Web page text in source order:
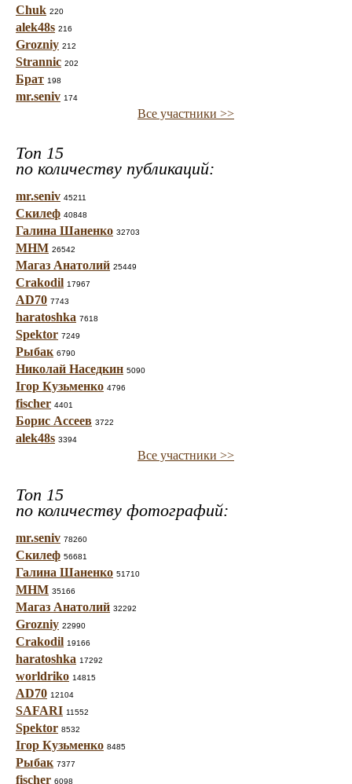
Chuk 220
alek48s 216
Grozniy 212
Strannic 202
Брат 198
mr.seniv 174
Все участники >>
Топ 15
по количеству публикаций:
mr.seniv 45211
Скилеф 40848
Галина Шаненко 32703
МНМ 26542
Магаз Анатолий 25449
Crakodil 17967
AD70 7743
haratoshka 7618
Spektor 7249
Рыбак 6790
Николай Наседкин 5090
Ігор Кузьменко 4796
fischer 4401
Борис Ассеев 3722
alek48s 3394
Все участники >>
Топ 15
по количеству фотографий:
mr.seniv 78260
Скилеф 56681
Галина Шаненко 51710
МНМ 35166
Магаз Анатолий 32292
Grozniy 22990
Crakodil 19166
haratoshka 17292
worldriko 14815
AD70 12104
SAFARI 11552
Spektor 8532
Ігор Кузьменко 8485
Рыбак 7377
fischer 6098